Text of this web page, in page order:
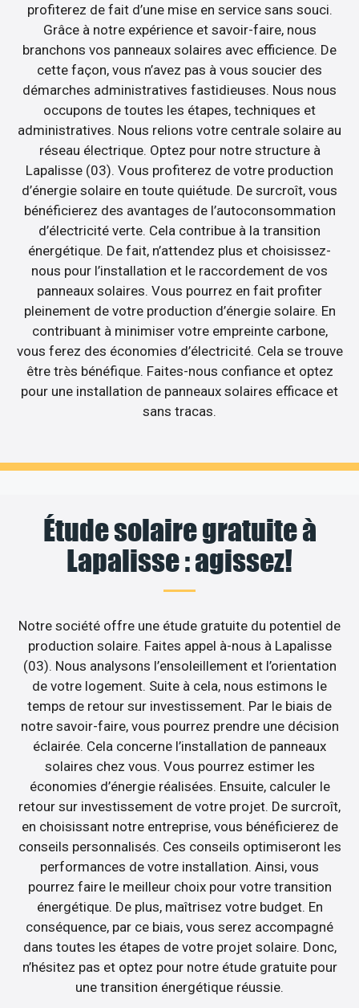
profiterez de fait d’une mise en service sans souci.
Grâce à notre expérience et savoir-faire, nous
branchons vos panneaux solaires avec efficience. De
cette façon, vous n’avez pas à vous soucier des
démarches administratives fastidieuses. Nous nous
occupons de toutes les étapes, techniques et
administratives. Nous relions votre centrale solaire au
réseau électrique. Optez pour notre structure à
Lapalisse (03). Vous profiterez de votre production
d’énergie solaire en toute quiétude. De surcroît, vous
bénéficierez des avantages de l’autoconsommation
d’électricité verte. Cela contribue à la transition
énergétique. De fait, n’attendez plus et choisissez-
nous pour l’installation et le raccordement de vos
panneaux solaires. Vous pourrez en fait profiter
pleinement de votre production d’énergie solaire. En
contribuant à minimiser votre empreinte carbone,
vous ferez des économies d’électricité. Cela se trouve
être très bénéfique. Faites-nous confiance et optez
pour une installation de panneaux solaires efficace et
sans tracas.
Étude solaire gratuite à
Lapalisse : agissez!
Notre société offre une étude gratuite du potentiel de
production solaire. Faites appel à-nous à Lapalisse
(03). Nous analysons l’ensoleillement et l’orientation
de votre logement. Suite à cela, nous estimons le
temps de retour sur investissement. Par le biais de
notre savoir-faire, vous pourrez prendre une décision
éclairée. Cela concerne l’installation de panneaux
solaires chez vous. Vous pourrez estimer les
économies d’énergie réalisées. Ensuite, calculer le
retour sur investissement de votre projet. De surcroît,
en choisissant notre entreprise, vous bénéficierez de
conseils personnalisés. Ces conseils optimiseront les
performances de votre installation. Ainsi, vous
pourrez faire le meilleur choix pour votre transition
énergétique. De plus, maîtrisez votre budget. En
conséquence, par ce biais, vous serez accompagné
dans toutes les étapes de votre projet solaire. Donc,
n’hésitez pas et optez pour notre étude gratuite pour
une transition énergétique réussie.